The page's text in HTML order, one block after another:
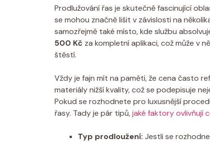
Prodlužování řas je skutečně fascinující
se mohou značně‌ lišit v závislosti na‌
samozřejmě také místo, kde službu
500 Kč za ‍kompletní aplikaci, což může v
štěstí.
Vždy je​ fajn mít na⁣ paměti, že cena často
materiály nižší kvality, což se podepisuje
Pokud se rozhodnete⁣ pro⁤ luxusnější
řasy. Tady je⁢ pár tipů,⁤jaké faktory ovlivňují
Typ prodloužení: Jestli ​se